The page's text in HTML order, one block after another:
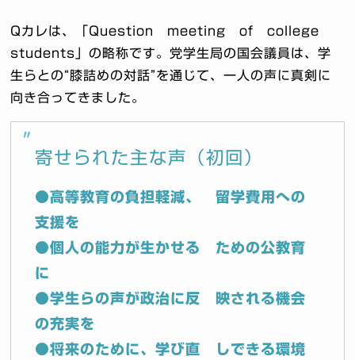
Qカレは、「Question meeting of college
students」の略称です。党学生局の国会議員は、学
生らとの“膝詰めの対話”を通じて、一人の声に真剣に
向き合ってきました。
寄せられた主な声（初回）
●高等教育の負担軽減、 留学費用への
支援を
●個人の能力が生かせる ための公教育
に
●学生らの声が政治に反 映される機会
の充実を
●将来のために、学び直 しできる環境